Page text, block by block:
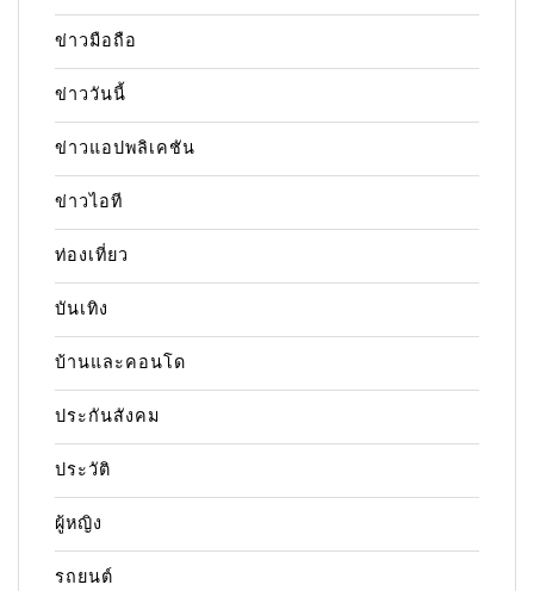
ข่าวมือถือ
ข่าววันนี้
ข่าวแอปพลิเคชัน
ข่าวไอที
ท่องเที่ยว
บันเทิง
บ้านและคอนโด
ประกันสังคม
ประวัติ
ผู้หญิง
รถยนต์